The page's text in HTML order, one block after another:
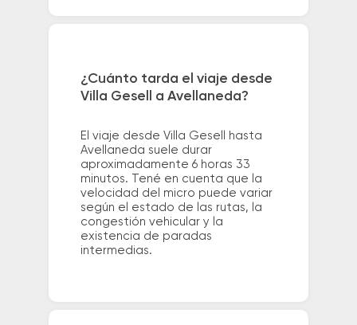
¿Cuánto tarda el viaje desde
Villa Gesell a Avellaneda?
El viaje desde Villa Gesell hasta
Avellaneda suele durar
aproximadamente 6 horas 33
minutos. Tené en cuenta que la
velocidad del micro puede variar
según el estado de las rutas, la
congestión vehicular y la
existencia de paradas
intermedias.